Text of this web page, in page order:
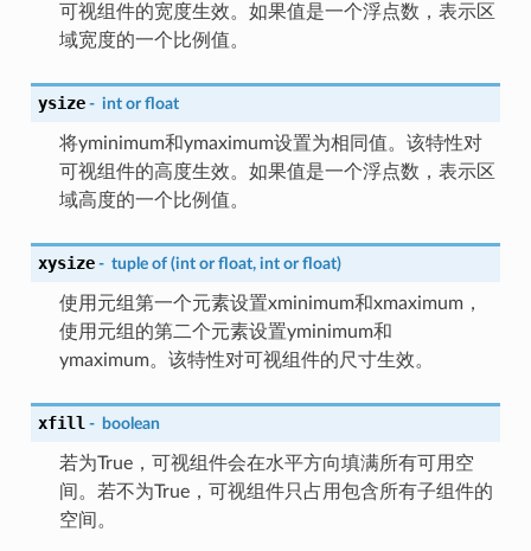
可视组件的宽度生效。如果值是一个浮点数，表示区
域宽度的一个比例值。
ysize - int or float
将yminimum和ymaximum设置为相同值。该特性对
可视组件的高度生效。如果值是一个浮点数，表示区
域高度的一个比例值。
xysize - tuple of (int or float, int or float)
使用元组第一个元素设置xminimum和xmaximum，
使用元组的第二个元素设置yminimum和
ymaximum。该特性对可视组件的尺寸生效。
xfill - boolean
若为True，可视组件会在水平方向填满所有可用空
间。若不为True，可视组件只占用包含所有子组件的
空间。